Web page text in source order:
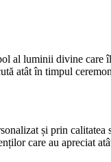
al luminii divine care
atât în timpul
și prin calitatea
care au apreciat